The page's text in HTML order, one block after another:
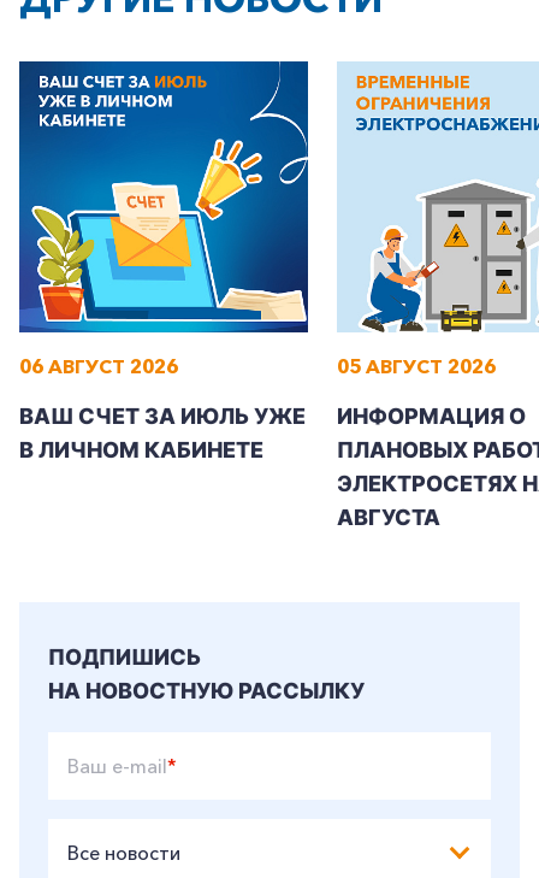
06 АВГУСТ 2026
ВАШ СЧЕТ ЗА ИЮЛЬ УЖЕ
В ЛИЧНОМ КАБИНЕТЕ
05 АВГУСТ 2026
ИНФОРМАЦИЯ О
ПЛАНОВЫХ
ЭЛЕКТРОСЕТЯХ
АВГУСТА
ПОДПИШИСЬ
НА НОВОСТНУЮ РАССЫЛКУ
Ваш e-mail*
Все новости